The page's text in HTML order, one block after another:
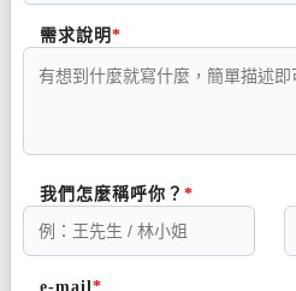
需求說明
我們怎麼稱呼你？
e-mail